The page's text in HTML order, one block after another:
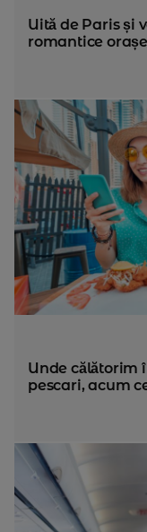
Uită de Paris și
romantice
Unde călătorim
pescari, acum